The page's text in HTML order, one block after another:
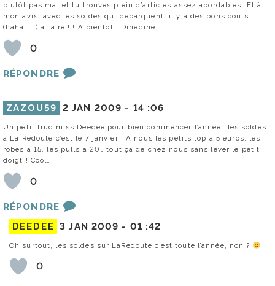
plutôt pas mal et tu trouves plein d’articles assez abordables. Et à
mon avis, avec les soldes qui débarquent, il y a des bons coûts
(haha………) à faire !!! A bientôt ! Dinedine
0
RÉPONDRE
ZAZOU59 2 JAN 2009 - 14 :06
Un petit truc miss Deedee pour bien commencer l’année… les soldes
à La Redoute c’est le 7 janvier ! A nous les petits top à 5 euros, les
robes à 15, les pulls à 20… tout ça de chez nous sans lever le petit
doigt ! Cool…
0
RÉPONDRE
DEEDEE 3 JAN 2009 - 01 :42
Oh surtout, les soldes sur LaRedoute c’est toute l’année, non ?
0